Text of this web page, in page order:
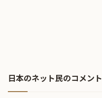
日本のネット民のコメント